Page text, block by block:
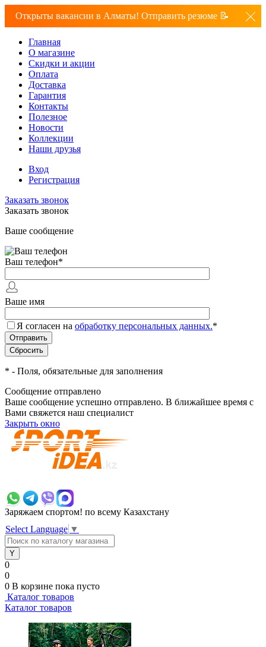
Открыты вакансии в Алматы! Отправить резюме 📝
Главная
О магазине
Скидки и акции
Оплата
Доставка
Гарантия
Контакты
Полезное
Новости
Коллекции
Наши друзья
Вход
Регистрация
Заказать звонок
Заказать звонок
Ваше сообщение
Ваш телефон*
Ваше имя
Я согласен на обработку персональных данных.*
* - Поля, обязательные для заполнения
Сообщение отправлено
Ваше сообщение успешно отправлено. В ближайшее время с
Вами свяжется наш специалист
Закрыть окно
Заряжаем спортом! по всему Казахстану
Select Language ▼
0
0
0 В корзине пока пусто
Каталог товаров
Каталог товаров